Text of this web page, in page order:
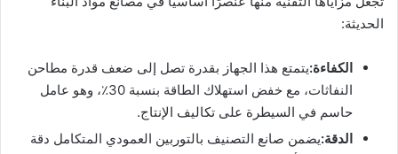
الحديثة:
الكفاءة:يتمتع هذا الجهاز بقدرة تصل إلى ضعف قدرة مطاحن
النفاثات، مع خفض استهلاك الطاقة بنسبة 30٪، وهو عامل
حاسم في السيطرة على تكاليف الإنتاج.
الدقة:يضمن صانع التصنيف بالتوربين العمودي المتكامل دقة